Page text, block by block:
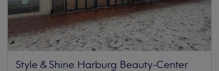
Style & Shine Harburg Beauty-Center